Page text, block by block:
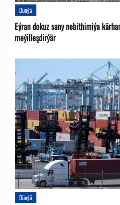
Dünýä
Eýran dokuz sany nebithimiýa
meýilleşdirýär
Dünýä